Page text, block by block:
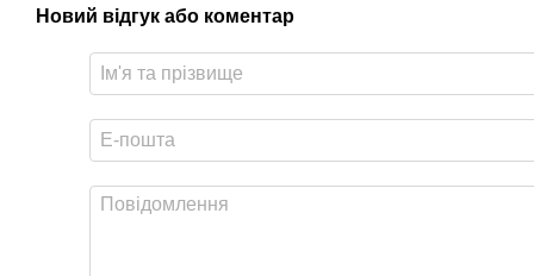
Новий відгук або коментар